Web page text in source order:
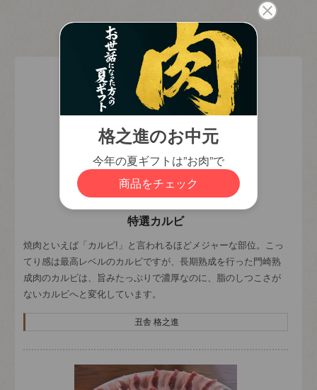
特選カルビ
焼肉といえば「カルビ!」と言われるほどメジャーな部位。こっ
てり感は最高レベルのカルビですが、長期熟成を行った門崎熟
成肉のカルビは、旨みたっぷりで濃厚なのに、脂のしつこさが
ないカルビへと変化しています。
丑舎 格之進